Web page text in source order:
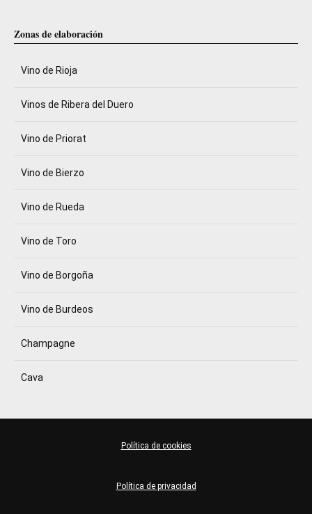
Zonas de elaboración
Vino de Rioja
Vinos de Ribera del Duero
Vino de Priorat
Vino de Bierzo
Vino de Rueda
Vino de Toro
Vino de Borgoña
Vino de Burdeos
Champagne
Cava
Política de privacidad
Política de cookies